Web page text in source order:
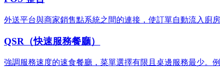
外送平台與商家銷售點系統之間的連接，使訂單自動流入廚房
QSR（快速服務餐廳）
強調服務速度的速食餐廳，菜單選擇有限且桌邊服務最少。